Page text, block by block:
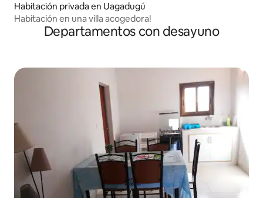
Habitación privada en Uagadugú
Habitación en una villa acogedora!
Departamentos con desayuno